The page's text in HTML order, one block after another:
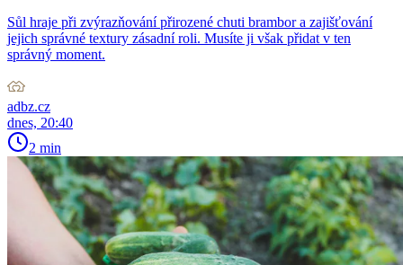
Sůl hraje při zvýrazňování přirozené chuti brambor a zajišťování
jejich správné textury zásadní roli. Musíte ji však přidat v ten
správný moment.
adbz.cz
dnes, 20:40
2 min